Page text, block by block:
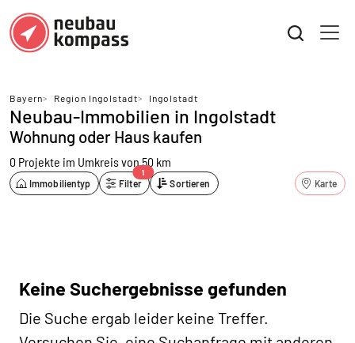
Bayern> Region Ingolstadt> Ingolstadt
Neubau-Immobilien in Ingolstadt
Wohnung oder Haus kaufen
0 Projekte im Umkreis von 50 km
Immobilientyp Filter
1
Sortieren Karte
Keine Suchergebnisse gefunden
Die Suche ergab leider keine Treffer.